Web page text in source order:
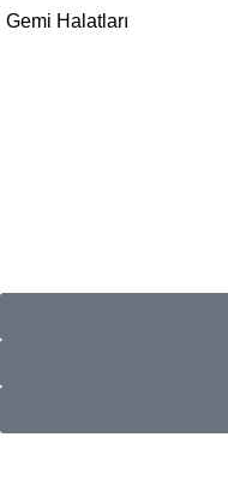
Gemi Halatları